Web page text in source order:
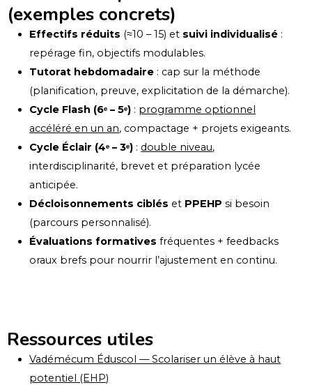
(exemples concrets)
Effectifs réduits (≈10 – 15) et suivi individualisé :
repérage fin, objectifs modulables.
Tutorat hebdomadaire : cap sur la méthode
(planification, preuve, explicitation de la démarche).
Cycle Flash (6ᵉ – 5ᵉ) : programme optionnel
accéléré en un an, compactage + projets exigeants.
Cycle Éclair (4ᵉ – 3ᵉ) : double niveau,
interdisciplinarité, brevet et préparation lycée
anticipée.
Décloisonnements ciblés et PPEHP si besoin
(parcours personnalisé).
Évaluations formatives fréquentes + feedbacks
oraux brefs pour nourrir l’ajustement en continu.
Ressources utiles
Vadémécum Éduscol — Scolariser un élève à haut
potentiel (EHP)